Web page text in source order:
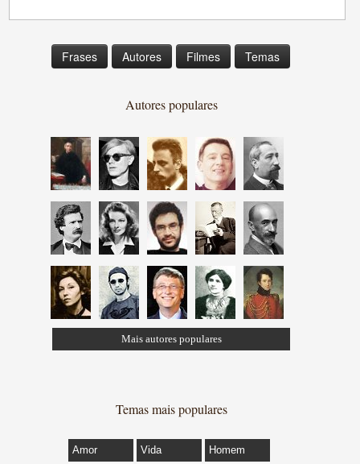
Frases Autores Filmes Temas
Autores populares
Mais autores populares
Temas mais populares
Amor Vida Homem